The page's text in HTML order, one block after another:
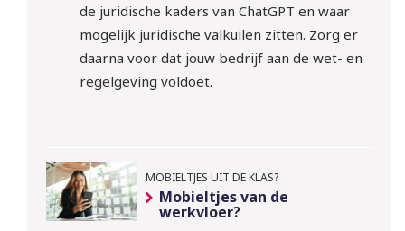
de juridische kaders van ChatGPT en waar
mogelijk juridische valkuilen zitten. Zorg er
daarna voor dat jouw bedrijf aan de wet- en
regelgeving voldoet.
MOBIELTJES UIT DE KLAS?
Mobieltjes van de
werkvloer?
10 sept | Webinar: ‘WTTA:
ben jij klaar voor de nieuwe
regels rondom het inlenen
Meld je gratis aan!